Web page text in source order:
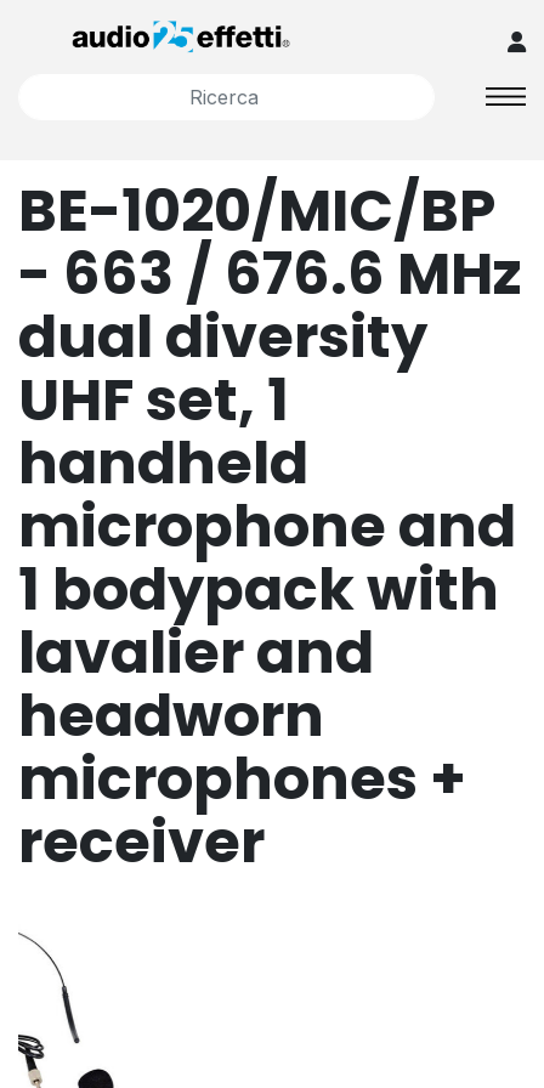
BE-1020/MIC/BP
- 663 / 676.6 MHz
dual diversity
UHF set, 1
handheld
microphone and
1 bodypack with
lavalier and
headworn
microphones +
receiver